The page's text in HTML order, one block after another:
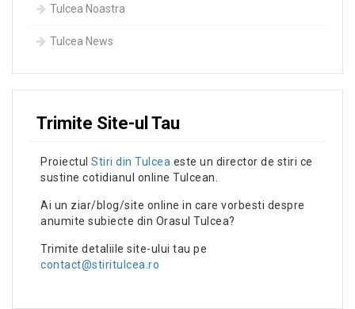
Tulcea Noastra
Tulcea News
Trimite Site-ul Tau
Proiectul Stiri din Tulcea este un director de stiri ce
sustine cotidianul online Tulcean.
Ai un ziar/blog/site online in care vorbesti despre
anumite subiecte din Orasul Tulcea?
Trimite detaliile site-ului tau pe
contact@stiritulcea.ro